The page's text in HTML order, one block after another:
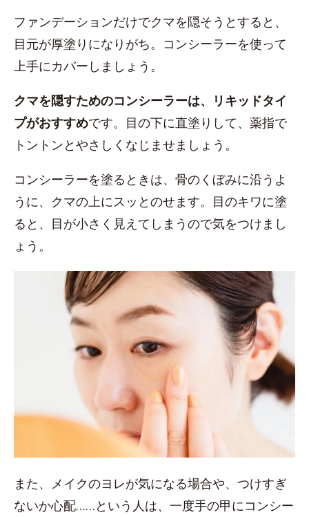
ファンデーションだけでクマを隠そうとすると、
目元が厚塗りになりがち。コンシーラーを使って
上手にカバーしましょう。
クマを隠すためのコンシーラーは、リキッドタイ
プがおすすめです。目の下に直塗りして、薬指で
トントンとやさしくなじませましょう。
コンシーラーを塗るときは、骨のくぼみに沿うよ
うに、クマの上にスッとのせます。目のキワに塗
ると、目が小さく見えてしまうので気をつけまし
ょう。
また、メイクのヨレが気になる場合や、つけすぎ
ないか心配……という人は、一度手の甲にコンシー